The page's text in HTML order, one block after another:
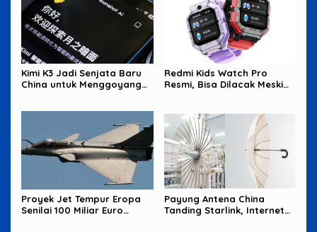
Kimi K3 Jadi Senjata Baru
China untuk Menggoyang
Redmi Kids Watch Pro
Resmi, Bisa Dilacak Meski
Proyek Jet Tempur Eropa
Senilai 100 Miliar Euro
Payung Antena China
Tanding Starlink, Internet